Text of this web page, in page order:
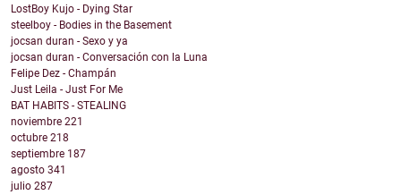
LostBoy Kujo - Dying Star
steelboy - Bodies in the Basement
jocsan duran - Sexo y ya
jocsan duran - Conversación con la Luna
Felipe Dez - Champán
Just Leila - Just For Me
BAT HABITS - STEALING
noviembre 221
octubre 218
septiembre 187
agosto 341
julio 287